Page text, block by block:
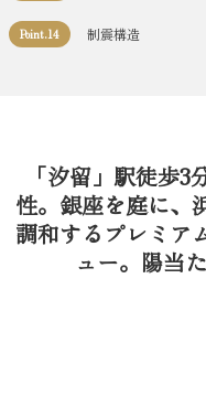
Point.14 制震構造
「汐留」駅徒歩
性。銀座を庭に、
調和するプレミア
ュー。陽当